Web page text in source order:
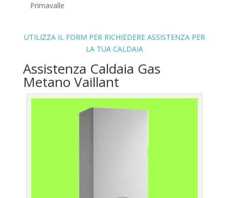
Primavalle
UTILIZZA IL FORM PER RICHIEDERE ASSISTENZA PER
LA TUA CALDAIA
Assistenza Caldaia Gas
Metano Vaillant